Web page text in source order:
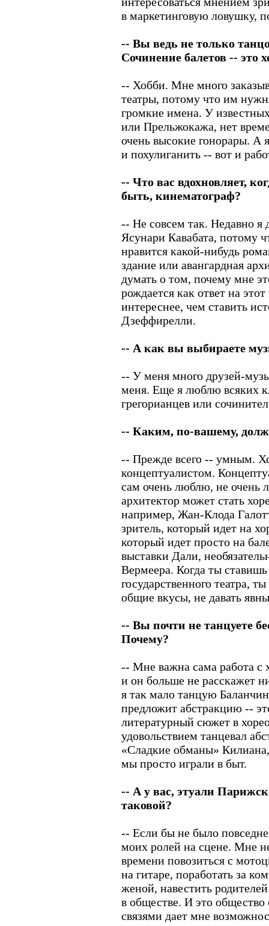
в маркетинговую ловушку,
-- Вы ведь не только
Сочинение балетов -- это
-- Хобби. Мне много
театры, потому что им
громкие имена. У
или Прельжокажа, нет
очень высокие гонорары. А
и похулиганить -- вот и
-- Что вас вдохновляет,
быть, кинематограф?
-- Не совсем так. Недавно я
Ясунари Кавабата, потому
нравится какой-нибудь
здание или авангардная
думать о том, почему мне
рождается как ответ на
интереснее, чем ставить
Дзеффирелли.
-- А как вы выбираете
-- У меня много друзей-
меня. Еще я люблю всяких
грегорианцев или
-- Каким, по-вашему,
-- Прежде всего -- умным.
концептуалистом.
сам очень люблю, не очень
архитектор может стать
например, Жан-Клода
зритель, который идет на
который идет просто на
выставки Дали,
Вермеера. Когда ты ставишь
государственного театра,
общие вкусы, не давать
-- Вы почти не танцуете
Почему?
-- Мне важна сама работа с
и он больше не расскажет
я так мало танцую
предложит абстракцию --
литературный сюжет в
удовольствием танцевал
«Сладкие обманы»
мы просто играли в быт.
-- А у вас, этуали
таковой?
-- Если бы не было
моих ролей на сцене. Мне
времени повозиться с
на гитаре, поработать за
женой, навестить
в обществе. И это
связями дает мне